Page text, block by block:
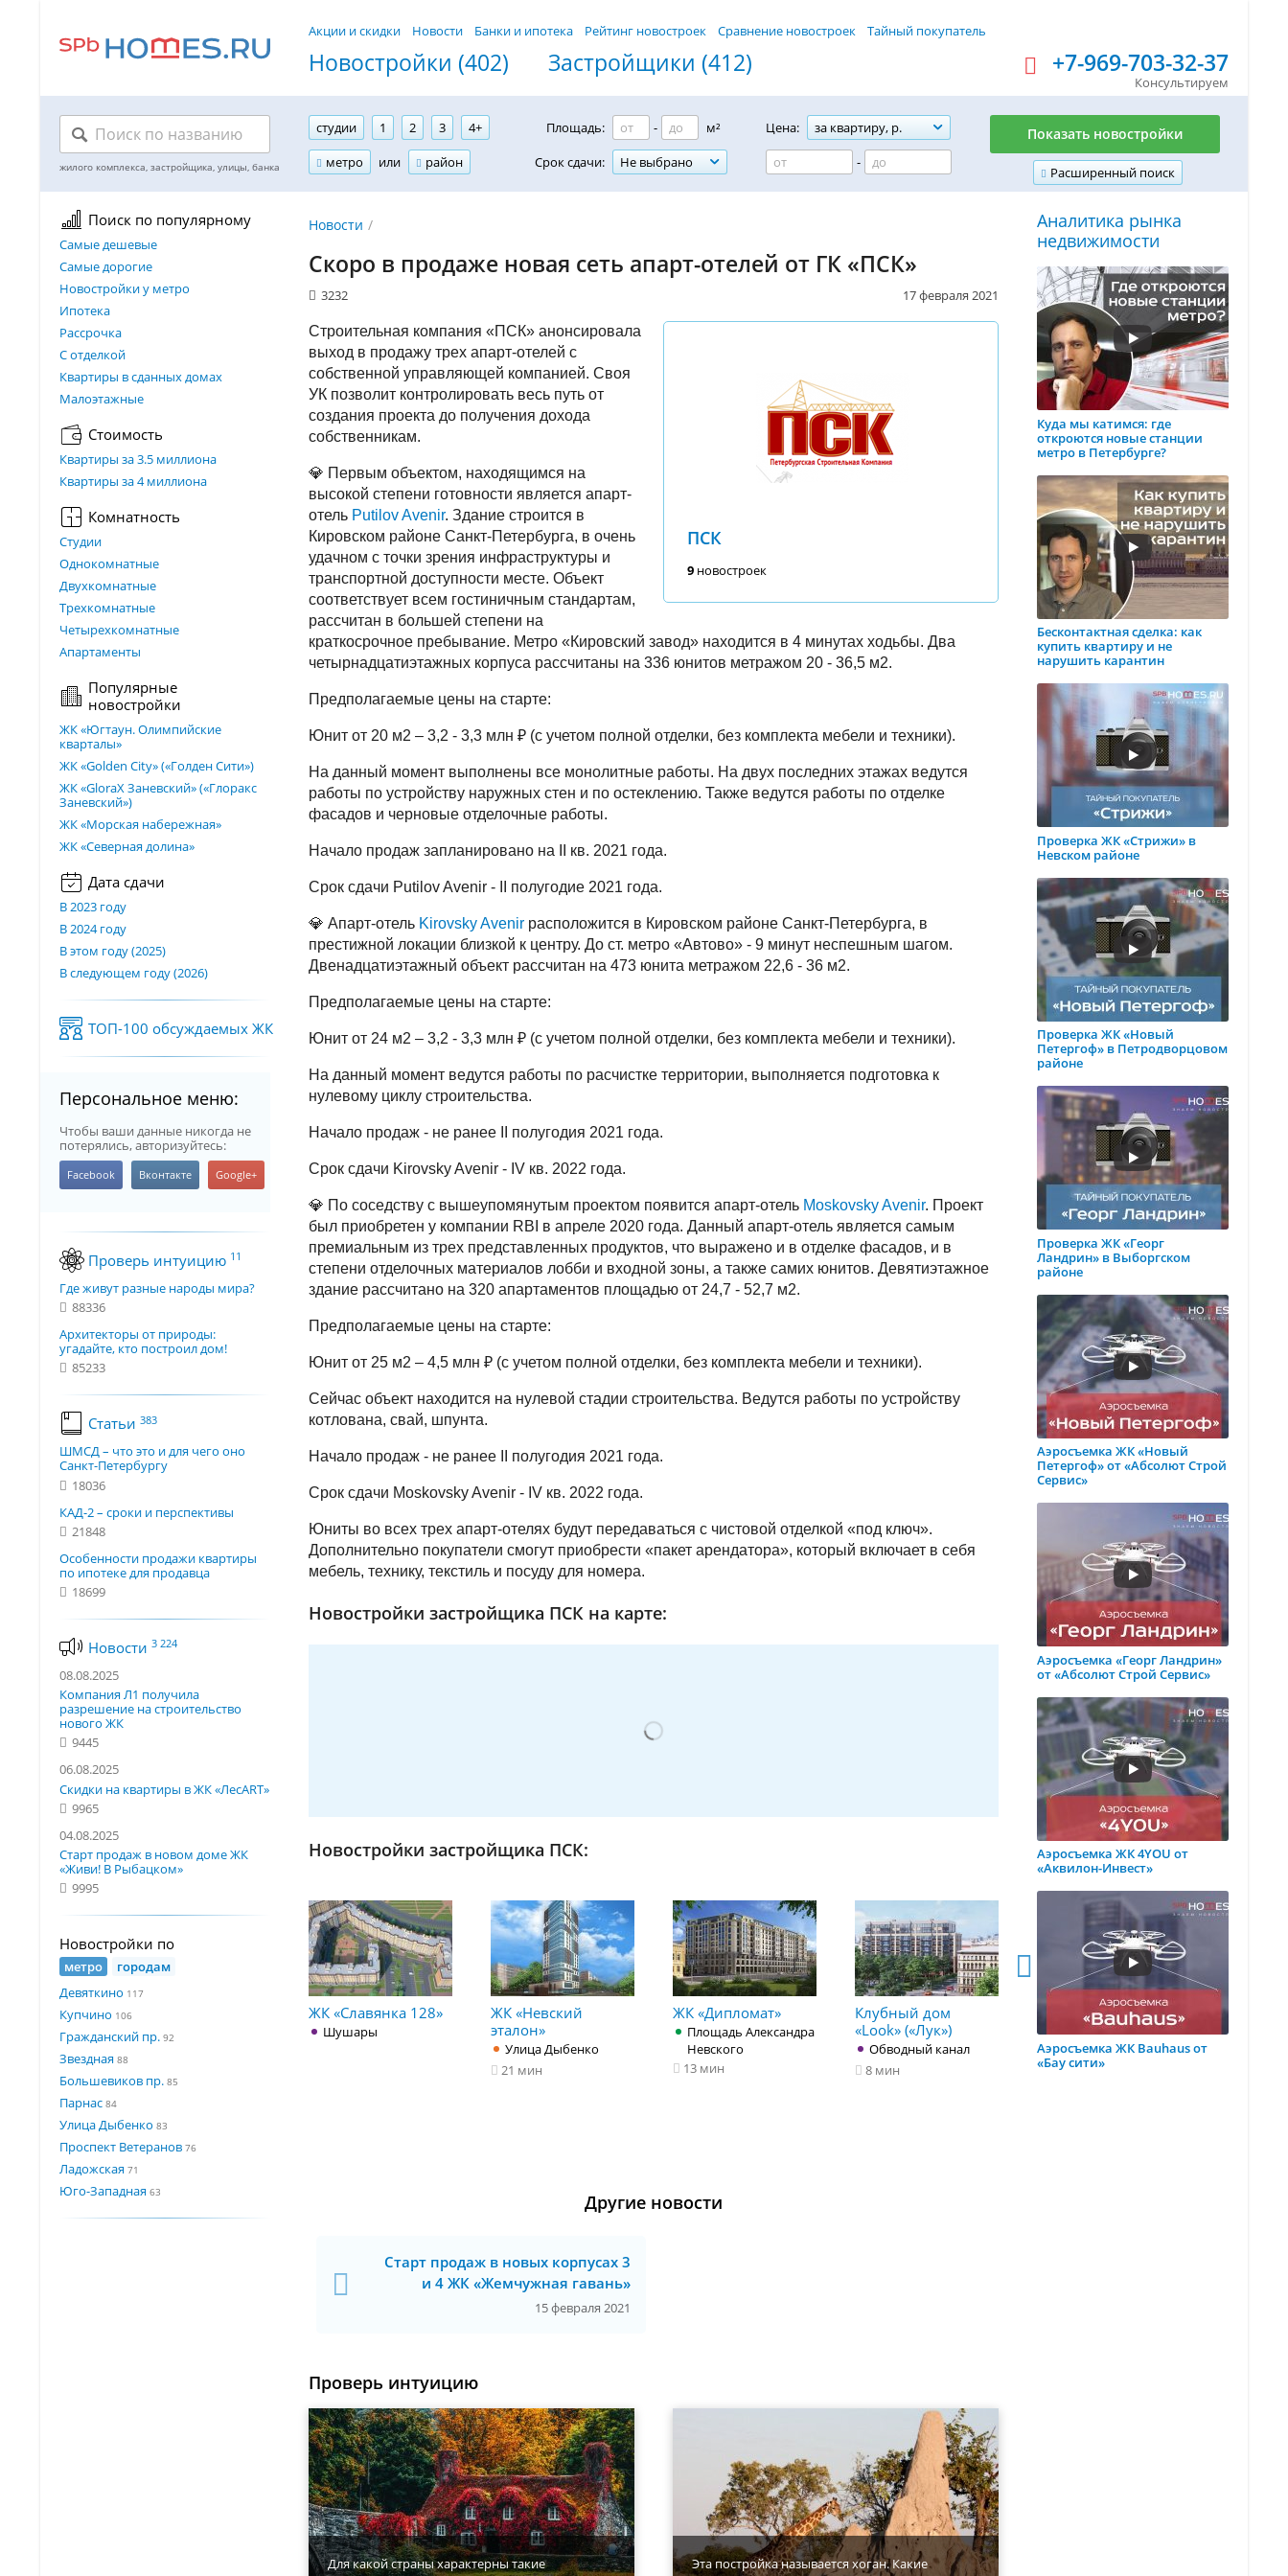
Акции и скидки Новости Банки и ипотека Рейтинг новостроек Сравнение новостроек Тайный покупатель
Новостройки (402) Застройщики (412) +7-969-703-32-37
Консультируем
студии 1 2 3
4+
метро
или район
Площадь: -
м²
Срок сдачи:
Не выбрано
Цена:
за квартиру, р.
-
Расширенный поиск
Показать новостройки
Поиск по популярному
Самые дешевые
Самые дорогие
Новостройки у метро
Ипотека
Рассрочка
С отделкой
Квартиры в сданных домах
Малоэтажные
Стоимость
Квартиры за 3.5 миллиона
Квартиры за 4 миллиона
Комнатность
Студии
Однокомнатные
Двухкомнатные
Трехкомнатные
Четырехкомнатные
Апартаменты
Популярные
новостройки
ЖК «Югтаун. Олимпийские
кварталы»
ЖК «Golden City» («Голден Сити»)
ЖК «GloraX Заневский»​ («Глоракс
Заневский»)
ЖК «Морская набережная»
ЖК «Северная долина»
Дата сдачи
В 2023 году
В 2024 году
В этом году (2025)
В следующем году (2026)
ТОП-100 обсуждаемых ЖК
Персональное меню:
Чтобы ваши данные никогда не
потерялись, авторизуйтесь:
Проверь интуицию 11
Где живут разные народы мира?
88336
Архитекторы от природы:
угадайте, кто построил дом!
85233
Статьи 383
ШМСД – что это и для чего оно
Санкт-Петербургу
18036
КАД-2 – сроки и перспективы
21848
Особенности продажи квартиры
по ипотеке для продавца
18699
Новости 3 224
08.08.2025
Компания Л1 получила
разрешение на строительство
нового ЖК
9445
06.08.2025
Скидки на квартиры в ЖК «ЛесART»
9965
04.08.2025
Старт продаж в новом доме ЖК
«Живи! В Рыбацком»
9995
Новостройки по
метро
городам
Девяткино 117
Купчино 106
Гражданский пр. 92
Звездная 88
Большевиков пр. 85
Парнас 84
Улица Дыбенко 83
Проспект Ветеранов 76
Ладожская 71
Юго-Западная 63
Новости
Скоро в продаже новая сеть апарт-отелей от ГК «ПСК»
17 февраля 2021
3232
ПСК
9 новостроек
Строительная компания «ПСК» анонсировала
выход в продажу трех апарт-отелей с
собственной управляющей компанией. Своя
УК позволит контролировать весь путь от
создания проекта до получения дохода
собственникам.
💎 Первым объектом, находящимся на
высокой степени готовности является апарт-
отель Putilov Avenir. Здание строится в
Кировском районе Санкт-Петербурга, в очень
удачном с точки зрения инфраструктуры и
транспортной доступности месте. Объект
соответствует всем гостиничным стандартам,
рассчитан в большей степени на
краткосрочное пребывание. Метро «Кировский завод» находится в 4 минутах ходьбы. Два
четырнадцатиэтажных корпуса рассчитаны на 336 юнитов метражом 20 - 36,5 м2.
Предполагаемые цены на старте:
Юнит от 20 м2 – 3,2 - 3,3 млн ₽ (с учетом полной отделки, без комплекта мебели и техники).
На данный момент выполнены все монолитные работы. На двух последних этажах ведутся
работы по устройству наружных стен и по остеклению. Также ведутся работы по отделке
фасадов и черновые отделочные работы.
Начало продаж запланировано на II кв. 2021 года.
Срок сдачи Putilov Avenir - II полугодие 2021 года.
💎 Апарт-отель Kirovsky Avenir расположится в Кировском районе Санкт-Петербурга, в
престижной локации близкой к центру. До ст. метро «Автово» - 9 минут неспешным шагом.
Двенадцатиэтажный объект рассчитан на 473 юнита метражом 22,6 - 36 м2.
Предполагаемые цены на старте:
Юнит от 24 м2 – 3,2 - 3,3 млн ₽ (с учетом полной отделки, без комплекта мебели и техники).
На данный момент ведутся работы по расчистке территории, выполняется подготовка к
нулевому циклу строительства.
Начало продаж - не ранее II полугодия 2021 года.
Срок сдачи Kirovsky Avenir - IV кв. 2022 года.
💎 По соседству с вышеупомянутым проектом появится апарт-отель Moskovsky Avenir. Проект
был приобретен у компании RBI в апреле 2020 года. Данный апарт-отель является самым
премиальным из трех представленных продуктов, что выражено и в отделке фасадов, и в
степени отделочных материалов лобби и входной зоны, а также самих юнитов. Девятиэтажное
здание рассчитано на 320 апартаментов площадью от 24,7 - 52,7 м2.
Предполагаемые цены на старте:
Юнит от 25 м2 – 4,5 млн ₽ (с учетом полной отделки, без комплекта мебели и техники).
Сейчас объект находится на нулевой стадии строительства. Ведутся работы по устройству
котлована, свай, шпунта.
Начало продаж - не ранее II полугодия 2021 года.
Срок сдачи Moskovsky Avenir - IV кв. 2022 года.
Юниты во всех трех апарт-отелях будут передаваться с чистовой отделкой «под ключ».
Дополнительно покупатели смогут приобрести «пакет арендатора», который включает в себя
мебель, технику, текстиль и посуду для номера.
Новостройки застройщика ПСК на карте:
Новостройки застройщика ПСК:
ЖК «Славянка 128»
Шушары
ЖК «Невский
эталон»
Улица Дыбенко
21 мин
ЖК «Дипломат»
Площадь Александра
Невского
13 мин
Клубный дом
«Look» («Лук»)
Обводный канал
8 мин
Апарт-отель Like
(«Лайк»)
от 110 462 р./м2
ЖК
от 499 955
Другие новости
Старт продаж в новых корпусах 3
и 4 ЖК «Жемчужная гавань»
15 февраля 2021
Проверь интуицию
Для какой страны характерны такие
Эта постройка называется хоган. Какие
Аналитика рынка
недвижимости
Куда мы катимся: где
откроются новые станции
метро в Петербурге?
Бесконтактная сделка: как
купить квартиру и не
нарушить карантин
Проверка ЖК «Стрижи» в
Невском районе
Проверка ЖК «Новый
Петергоф» в Петродворцовом
районе
Проверка ЖК «Георг
Ландрин» в Выборгском
районе
Аэросъемка ЖК «Новый
Петергоф» от «Абсолют Строй
Сервис»
Аэросъемка «Георг Ландрин»
от «Абсолют Строй Сервис»
Аэросъемка ЖК 4YOU от
«Аквилон-Инвест»
Аэросъемка ЖК Bauhaus от
«Бау сити»